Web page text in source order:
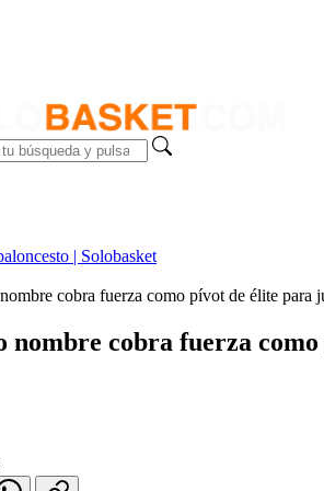
| Solobasket
cobra fuerza como pívot de élite para
nombre cobra fuerza